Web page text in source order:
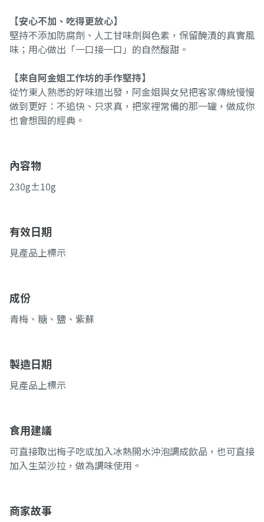
【安心不加、吃得更放心】
堅持不添加防腐劑、人工甘味劑與色素，保留醃漬的真實風
味；用心做出「一口接一口」的自然酸甜。
【來自阿金姐工作坊的手作堅持】
從竹東人熟悉的好味道出發，阿金姐與女兒把客家傳統慢慢
做到更好：不追快、只求真，把家裡常備的那一罐，做成你
也會想囤的經典。
內容物
230g±10g
有效日期
見產品上標示
成份
青梅、糖、鹽、紫蘇
製造日期
見產品上標示
食用建議
可直接取出梅子吃或加入冰熱開水沖泡調成飲品，也可直接
加入生菜沙拉，做為調味使用。
商家故事